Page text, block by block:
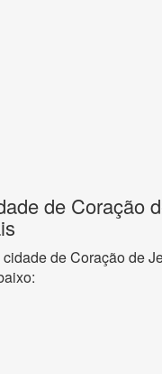
de Coração
de Coração de